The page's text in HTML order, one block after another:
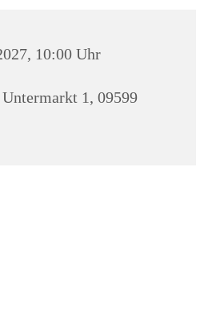
10:00 Uhr
1, 09599